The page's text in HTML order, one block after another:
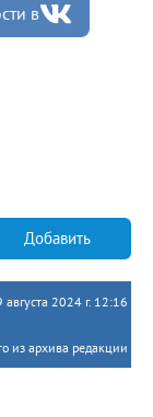
в
Добавить
августа 2024 г. 12:16
из архива редакции